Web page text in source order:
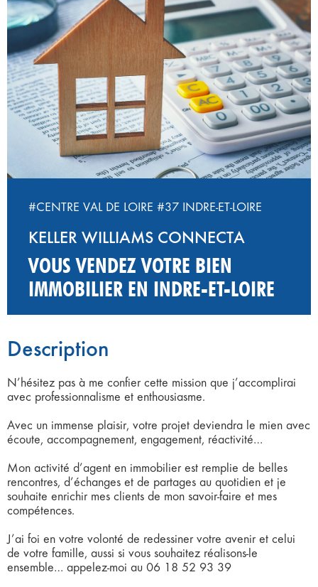
#CENTRE VAL DE LOIRE #37 INDRE-ET-LOIRE
KELLER WILLIAMS CONNECTA
VOUS VENDEZ VOTRE BIEN
IMMOBILIER EN INDRE-ET-LOIRE
Description
N’hésitez pas à me confier cette mission que j’accomplirai
avec professionnalisme et enthousiasme.
Avec un immense plaisir, votre projet deviendra le mien avec
écoute, accompagnement, engagement, réactivité…
Mon activité d’agent en immobilier est remplie de belles
rencontres, d’échanges et de partages au quotidien et je
souhaite enrichir mes clients de mon savoir-faire et mes
compétences.
J’ai foi en votre volonté de redessiner votre avenir et celui
de votre famille, aussi si vous souhaitez réalisons-le
ensemble… appelez-moi au 06 18 52 93 39